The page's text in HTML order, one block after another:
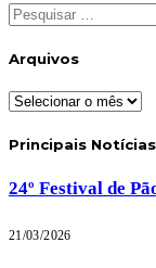
Pesquisar
por:
Arquivos
Arquivos
Principais Notícias
24º Festival de
21/03/2026